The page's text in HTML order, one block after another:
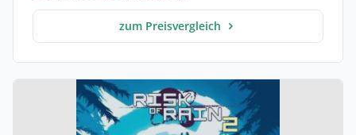
zum Preisvergleich